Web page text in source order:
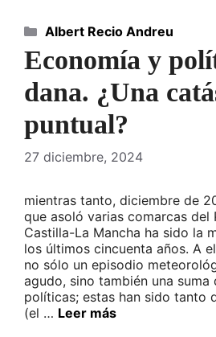
Economía y
dana. ¿Una
puntual?
27 diciembre, 2024
mientras tanto, diciembre de
que asoló varias comarcas del
Castilla-La Mancha ha sido la
los últimos cincuenta años. A
no sólo un episodio
agudo, sino también una suma
políticas; estas han sido tanto
(el … Leer más
Categorías
Albert Recio Andreu